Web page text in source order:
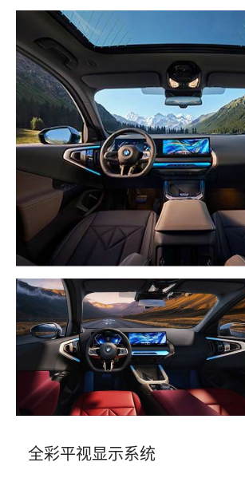
全彩平视显示系统